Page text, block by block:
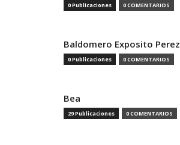
0 Publicaciones 0 COMENTARIOS
Baldomero Exposito Perez
0 Publicaciones 0 COMENTARIOS
Bea
29 Publicaciones 0 COMENTARIOS